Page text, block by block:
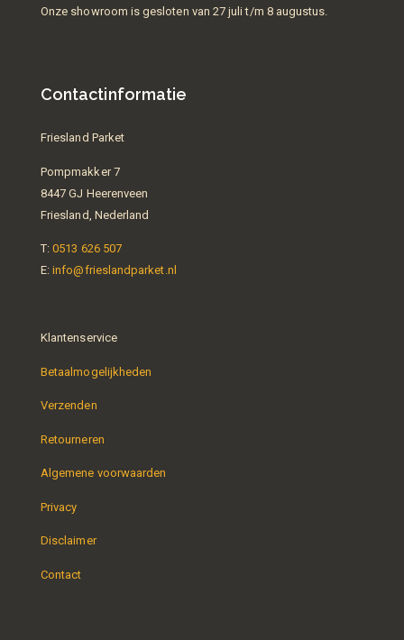
Onze showroom is gesloten van 27 juli t/m 8 augustus.
Contactinformatie
Friesland Parket
Pompmakker 7
8447 GJ Heerenveen
Friesland, Nederland
T:0513 626 507
E:info@frieslandparket.nl
Klantenservice
Betaalmogelijkheden
Verzenden
Retourneren
Algemene voorwaarden
Privacy
Disclaimer
Contact